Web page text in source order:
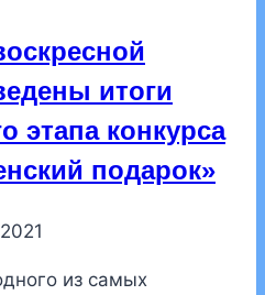
итоги
этапа конкурса
подарок»
из самых